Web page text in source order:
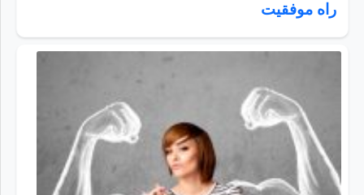
راه موفقیت